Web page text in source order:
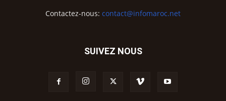
Contactez-nous: contact@infomaroc.net
SUIVEZ NOUS